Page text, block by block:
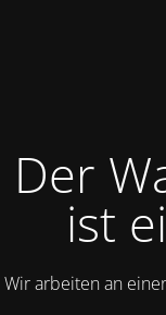
Der
ist
Wir arbeiten an